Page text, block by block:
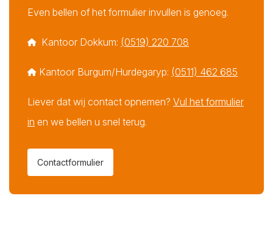
Even bellen of het formulier invullen is genoeg.
Kantoor Dokkum: (0519) 220 708
Kantoor Burgum/Hurdegaryp: (0511) 462 685
Liever dat wij contact opnemen? Vul het formulier
in en we bellen u snel terug.
Contactformulier